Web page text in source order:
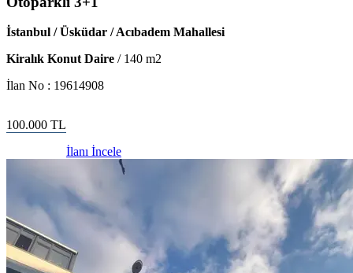
İstanbul / Üsküdar / Acıbadem Mahallesi
Kiralık Konut Daire / 140 m2
İlan No : 19614908
100.000 TL
İlanı İncele